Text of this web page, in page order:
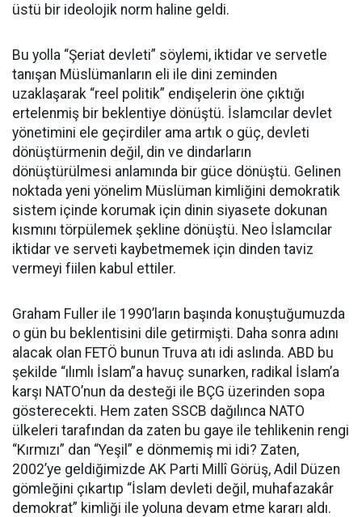
üstü bir ideolojik norm haline geldi.
Bu yolla “Şeriat devleti” söylemi, iktidar ve servetle
tanışan Müslümanların eli ile dini zeminden
uzaklaşarak “reel politik” endişelerin öne çıktığı
ertelenmiş bir beklentiye dönüştü. İslamcılar devlet
yönetimini ele geçirdiler ama artık o güç, devleti
dönüştürmenin değil, din ve dindarların
dönüştürülmesi anlamında bir güce dönüştü. Gelinen
noktada yeni yönelim Müslüman kimliğini demokratik
sistem içinde korumak için dinin siyasete dokunan
kısmını törpülemek şekline dönüştü. Neo İslamcılar
iktidar ve serveti kaybetmemek için dinden taviz
vermeyi fiilen kabul ettiler.
Graham Fuller ile 1990’ların başında konuştuğumuzda
o gün bu beklentisini dile getirmişti. Daha sonra adını
alacak olan FETÖ bunun Truva atı idi aslında. ABD bu
şekilde “ılımlı İslam”a havuç sunarken, radikal İslam’a
karşı NATO’nun da desteği ile BÇG üzerinden sopa
gösterecekti. Hem zaten SSCB dağılınca NATO
ülkeleri tarafından da zaten bu gaye ile tehlikenin rengi
“Kırmızı” dan “Yeşil” e dönmemiş mi idi? Zaten,
2002’ye geldiğimizde AK Parti Millî Görüş, Adil Düzen
gömleğini çıkartıp “İslam devleti değil, muhafazakâr
demokrat” kimliği ile yoluna devam etme kararı aldı.